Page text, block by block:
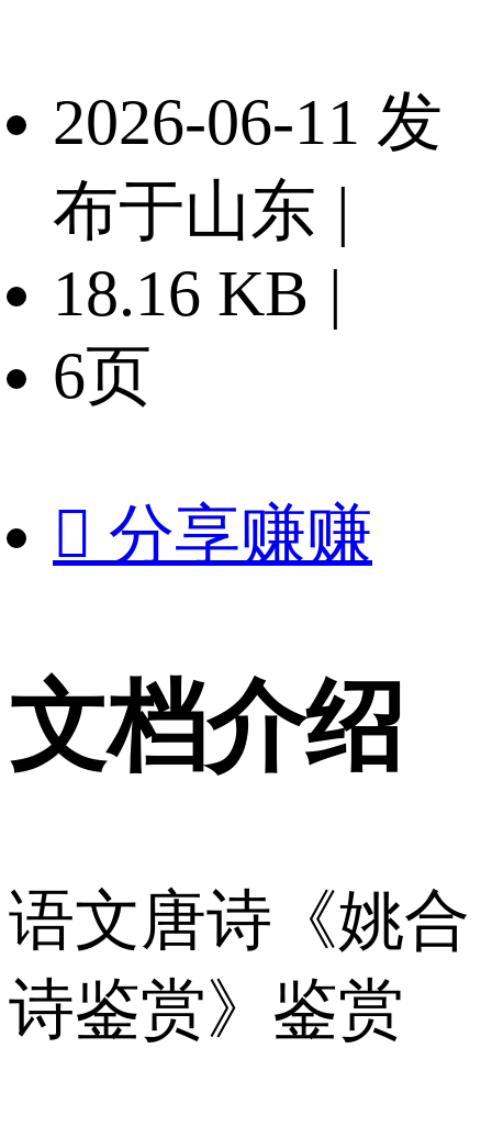
2026-06-11 发
布于山东 |
18.16 KB |
6页
 分享赚赚
文档介绍
语文唐诗《姚合
诗鉴赏》鉴赏